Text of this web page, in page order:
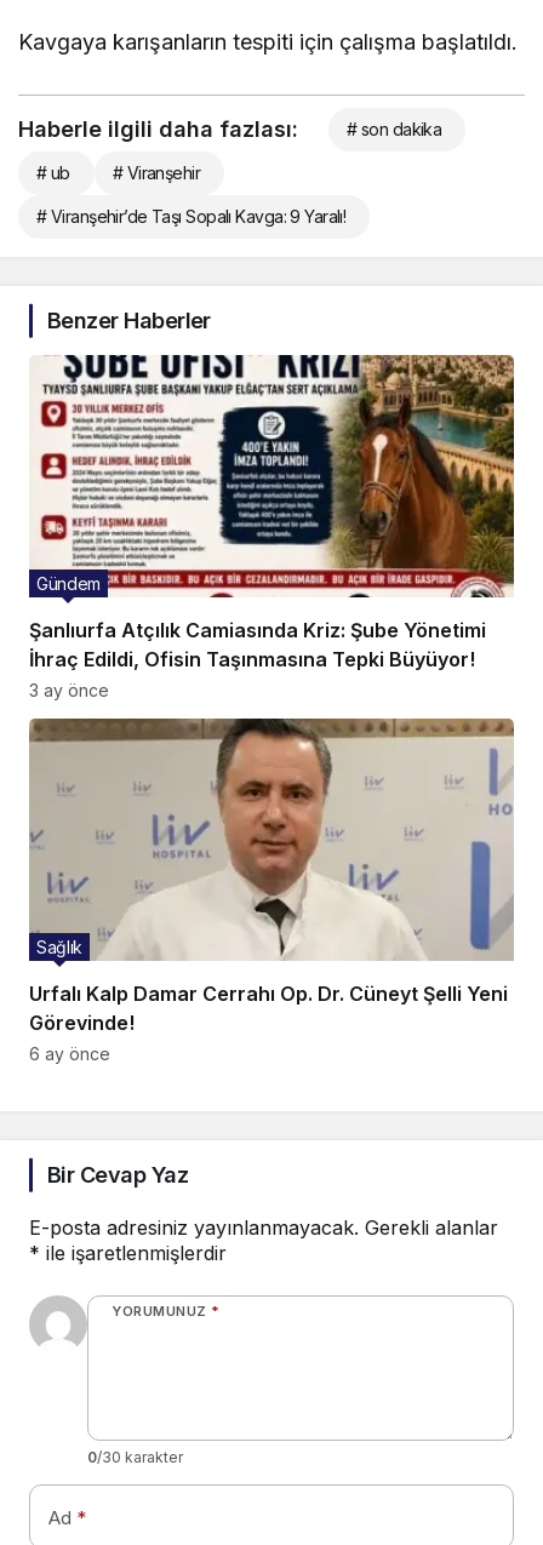
Kavgaya karışanların tespiti için çalışma başlatıldı.
Haberle ilgili daha fazlası: # son dakika
# ub # Viranşehir
# Viranşehir’de Taşı Sopalı Kavga: 9 Yaralı!
Benzer Haberler
Şanlıurfa Atçılık Camiasında Kriz: Şube Yönetimi
İhraç Edildi, Ofisin Taşınmasına Tepki Büyüyor!
Gündem
3 ay önce
Urfalı Kalp Damar Cerrahı Op. Dr. Cüneyt Şelli Yeni
Görevinde!
Sağlık
6 ay önce
Bir Cevap Yaz
E-posta adresiniz yayınlanmayacak. Gerekli alanlar
* ile işaretlenmişlerdir
YORUMUNUZ *
0/30 karakter
Ad *